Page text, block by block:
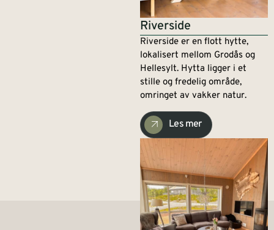
Riverside
Riverside er en flott hytte,
lokalisert mellom Grodås og
Hellesylt. Hytta ligger i et
stille og fredelig område,
omringet av vakker natur.
Les mer